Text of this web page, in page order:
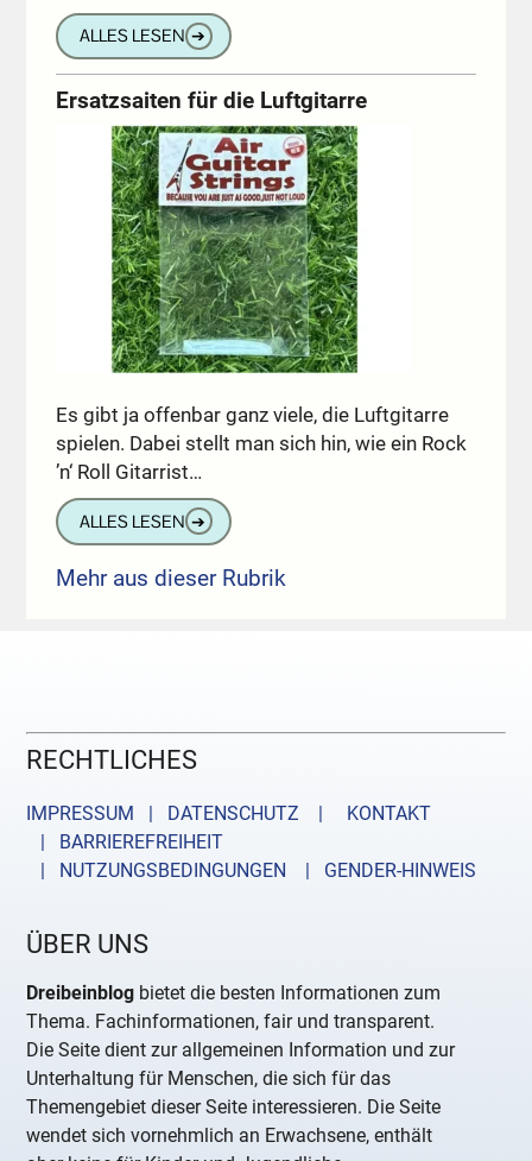
ALLES LESEN ➔
Ersatzsaiten für die Luftgitarre
Es gibt ja offenbar ganz viele, die Luftgitarre
spielen. Dabei stellt man sich hin, wie ein Rock
’n‘ Roll Gitarrist…
ALLES LESEN ➔
Mehr aus dieser Rubrik
RECHTLICHES
IMPRESSUM | DATENSCHUTZ |
KONTAKT
| BARRIEREFREIHEIT
| NUTZUNGSBEDINGUNGEN
| GENDER-HINWEIS
ÜBER UNS
Dreibeinblog bietet die besten Informationen zum
Thema. Fachinformationen, fair und transparent.
Die Seite dient zur allgemeinen Information und zur
Unterhaltung für Menschen, die sich für das
Themengebiet dieser Seite interessieren. Die Seite
wendet sich vornehmlich an Erwachsene, enthält